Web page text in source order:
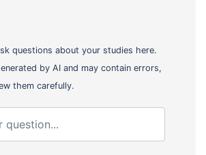
questions about your studies here.
by AI and may contain errors,
them carefully.